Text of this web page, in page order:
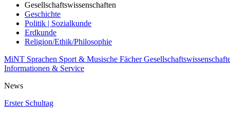
Gesellschaftswissenschaften
Geschichte
Politik | Sozialkunde
Erdkunde
Religion/Ethik/Philosophie
MiNT Sprachen Sport & Musische Fächer
Informationen & Service
News
Erster Schultag